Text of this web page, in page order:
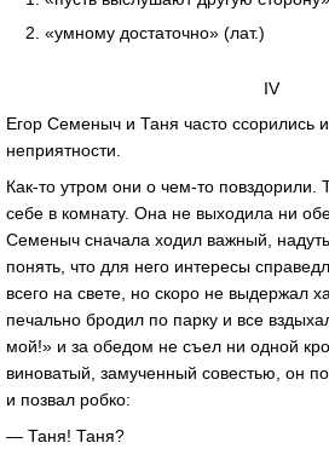
«умному достаточно» (лат.)
IV
Егор Семеныч и Таня часто ссорились и
неприятности.
Как-то утром они о чем-то повздорили.
себе в комнату. Она не выходила ни
Семеныч сначала ходил важный,
понять, что для него интересы
всего на свете, но скоро не выдержал
печально бродил по парку и все
мой!» и за обедом не съел ни одной
виноватый, замученный совестью, он
и позвал робко:
— Таня! Таня?